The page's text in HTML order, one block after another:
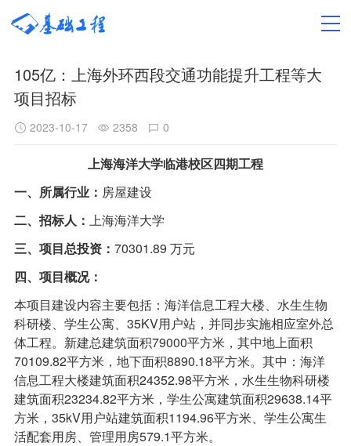
105亿：上海外环西段交通功能提升工程等大
项目招标
2023-10-17 2358 0
上海海洋大学临港校区四期工程
一、所属行业： 房屋建设
二、招标人： 上海海洋大学
三、项目总投资： 70301.89 万元
四、项目概况：
本项目建设内容主要包括：海洋信息工程大楼、水生生物
科研楼、学生公寓、35KV用户站，并同步实施相应室外总
体工程。新建总建筑面积79000平方米，其中地上面积
70109.82平方米，地下面积8890.18平方米。其中：海洋
信息工程大楼建筑面积24352.98平方米，水生生物科研楼
建筑面积23234.82平方米，学生公寓建筑面积29638.14平
方米，35kV用户站建筑面积1194.96平方米、学生公寓生
活配套用房、管理用房579.1平方米。